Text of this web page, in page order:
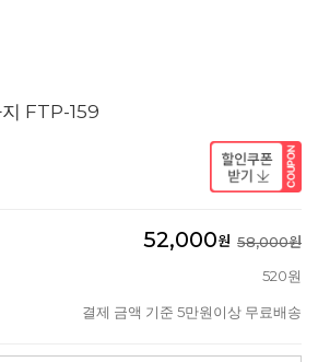
FTP-159
52,000원 58,000원
520원
결제 금액 기준 5만원이상 무료배송